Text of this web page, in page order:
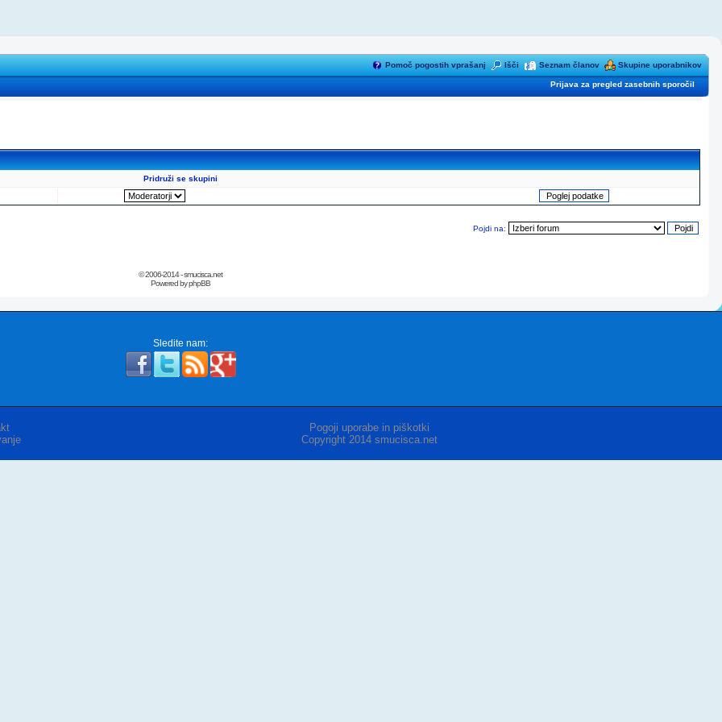
Pomoč pogostih vprašanj Išči Seznam članov Skupine uporabnikov
Prijava za pregled zasebnih sporočil
Pridruži se skupini
Pojdi na:
© 2006-2014 - smucisca.net
Powered by phpBB
Sledite nam:
Pogoji uporabe in piškotki
Copyright 2014 smucisca.net